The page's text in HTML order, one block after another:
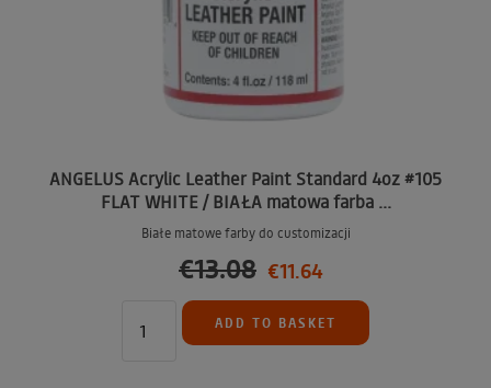
ANGELUS Acrylic Leather Paint Standard 4oz #105
FLAT WHITE / BIAŁA matowa farba ...
Białe matowe farby do customizacji
€13.08 €11.64
ADD TO BASKET